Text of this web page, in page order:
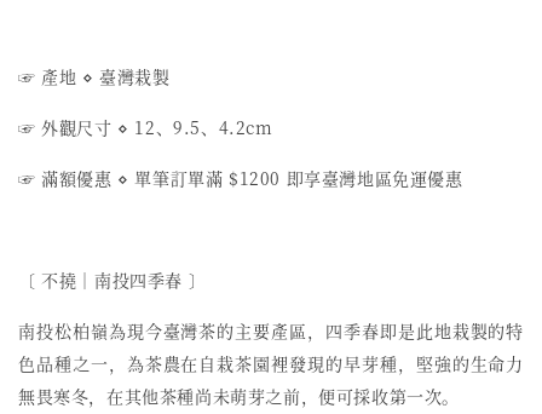
☞ 產地 ⋄ 臺灣栽製
☞ 外觀尺寸 ⋄ 12、9.5、4.2cm
☞ 滿額優惠 ⋄單筆訂單滿 $1200 即享臺灣地區免運優惠
〔 不撓︱南投四季春 〕
南投松柏嶺為現今臺灣茶的主要產區，四季春即是此地栽製的特
色品種之一，為茶農在自栽茶園裡發現的早芽種，堅強的生命力
無畏寒冬，在其他茶種尚未萌芽之前，便可採收第一次。